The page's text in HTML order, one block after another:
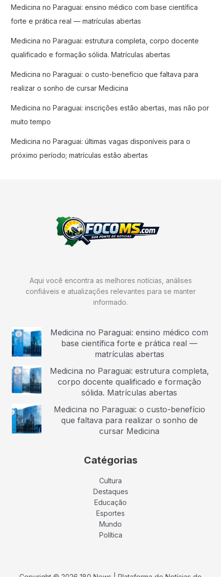
Medicina no Paraguai: ensino médico com base científica
forte e prática real — matrículas abertas
Medicina no Paraguai: estrutura completa, corpo docente
qualificado e formação sólida. Matrículas abertas
Medicina no Paraguai: o custo-benefício que faltava para
realizar o sonho de cursar Medicina
Medicina no Paraguai: inscrições estão abertas, mas não por
muito tempo
Medicina no Paraguai: últimas vagas disponíveis para o
próximo período; matrículas estão abertas
Aqui você encontra as melhores notícias, análises
confiáveis e atualizações relevantes para se manter
informado.
Medicina no Paraguai: ensino médico com
base científica forte e prática real —
matrículas abertas
Medicina no Paraguai: estrutura completa,
corpo docente qualificado e formação
sólida. Matrículas abertas
Medicina no Paraguai: o custo-benefício
que faltava para realizar o sonho de
cursar Medicina
Catégorias
Cultura
Destaques
Educação
Esportes
Mundo
Política